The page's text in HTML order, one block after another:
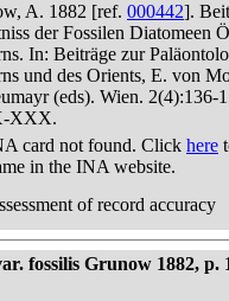
A. 1882 [ref. 000442].
der Fossilen Diatomeen
In: Beiträge zur
und des Orients, E. von
(eds). Wien. 2(4):136-
XXX.
card not found. Click here
in the INA website.
of record accuracy
fossilis Grunow 1882, p.